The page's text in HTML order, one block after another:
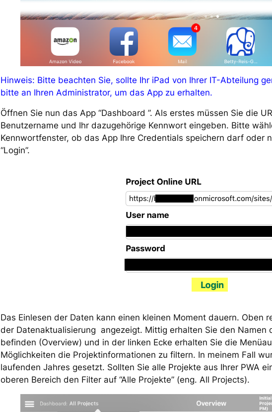
Hinweis: Bitte beachten Sie, sollte Ihr iPad von Ihrer IT-Abteilung
bitte an Ihren Administrator, um das App zu erhalten.
Öffnen Sie nun das App “Dashboard ”. Als erstes müssen Sie die
Benutzername und Ihr dazugehörige Kennwort eingeben. Bitte
Kennwortfenster, ob das App Ihre Credentials speichern darf oder
“Login”.
Das Einlesen der Daten kann einen kleinen Moment dauern. Oben
der Datenaktualisierung angezeigt. Mittig erhalten Sie den Namen
befinden (Overview) und in der linken Ecke erhalten Sie die
Möglichkeiten die Projektinformationen zu filtern. In meinem Fall
laufenden Jahres gesetzt. Sollten Sie alle Projekte aus Ihrer PWA
oberen Bereich den Filter auf “Alle Projekte” (eng. All Projects).